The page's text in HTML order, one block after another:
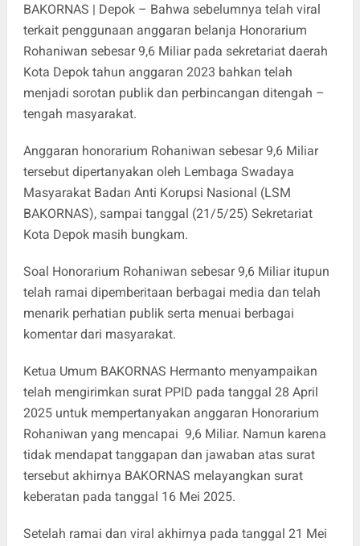
BAKORNAS | Depok – Bahwa sebelumnya telah viral
terkait penggunaan anggaran belanja Honorarium
Rohaniwan sebesar 9,6 Miliar pada sekretariat daerah
Kota Depok tahun anggaran 2023 bahkan telah
menjadi sorotan publik dan perbincangan ditengah –
tengah masyarakat.
Anggaran honorarium Rohaniwan sebesar 9,6 Miliar
tersebut dipertanyakan oleh Lembaga Swadaya
Masyarakat Badan Anti Korupsi Nasional (LSM
BAKORNAS), sampai tanggal (21/5/25) Sekretariat
Kota Depok masih bungkam.
Soal Honorarium Rohaniwan sebesar 9,6 Miliar itupun
telah ramai dipemberitaan berbagai media dan telah
menarik perhatian publik serta menuai berbagai
komentar dari masyarakat.
Ketua Umum BAKORNAS Hermanto menyampaikan
telah mengirimkan surat PPID pada tanggal 28 April
2025 untuk mempertanyakan anggaran Honorarium
Rohaniwan yang mencapai 9,6 Miliar. Namun karena
tidak mendapat tanggapan dan jawaban atas surat
tersebut akhirnya BAKORNAS melayangkan surat
keberatan pada tanggal 16 Mei 2025.
Setelah ramai dan viral akhirnya pada tanggal 21 Mei